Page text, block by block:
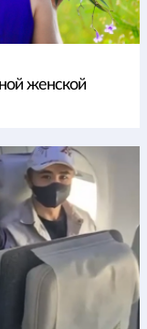
женской